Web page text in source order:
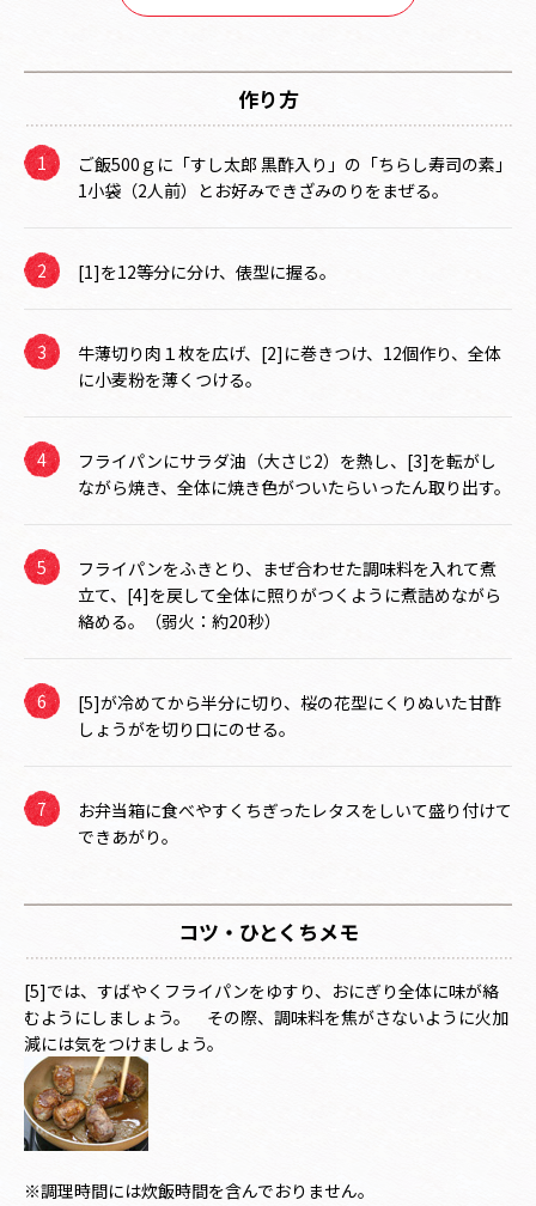
作り方
ご飯500ｇに「すし太郎 黒酢入り」の「ちらし寿司の素」
1小袋（2人前）とお好みできざみのりをまぜる。
[1]を12等分に分け、俵型に握る。
牛薄切り肉１枚を広げ、[2]に巻きつけ、12個作り、全体
に小麦粉を薄くつける。
フライパンにサラダ油（大さじ2）を熱し、[3]を転がし
ながら焼き、全体に焼き色がついたらいったん取り出す。
フライパンをふきとり、まぜ合わせた調味料を入れて煮
立て、[4]を戻して全体に照りがつくように煮詰めながら
絡める。（弱火：約20秒）
[5]が冷めてから半分に切り、桜の花型にくりぬいた甘酢
しょうがを切り口にのせる。
お弁当箱に食べやすくちぎったレタスをしいて盛り付けて
できあがり。
コツ・ひとくちメモ
[5]では、すばやくフライパンをゆすり、おにぎり全体に味が絡
むようにしましょう。 その際、調味料を焦がさないように火加
減には気をつけましょう。
※調理時間には炊飯時間を含んでおりません。